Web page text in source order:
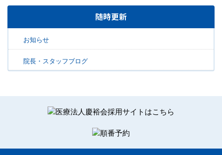
随時更新
お知らせ
院長・スタッフブログ